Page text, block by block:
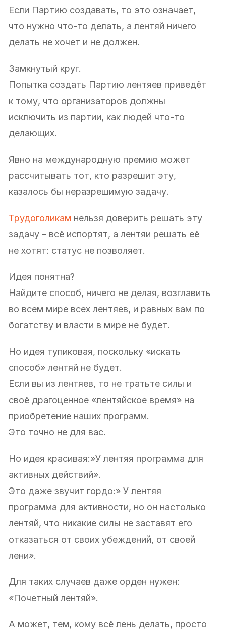
Если Партию создавать, то это означает,
что нужно что-то делать, а лентяй ничего
делать не хочет и не должен.
Замкнутый круг.
Попытка создать Партию лентяев приведёт
к тому, что организаторов должны
исключить из партии, как людей что-то
делающих.
Явно на международную премию может
рассчитывать тот, кто разрешит эту,
казалось бы неразрешимую задачу.
Трудоголикам нельзя доверить решать эту
задачу – всё испортят, а лентяи решать её
не хотят: статус не позволяет.
Идея понятна?
Найдите способ, ничего не делая, возглавить
во всем мире всех лентяев, и равных вам по
богатству и власти в мире не будет.
Но идея тупиковая, поскольку «искать
способ» лентяй не будет.
Если вы из лентяев, то не тратьте силы и
своё драгоценное «лентяйское время» на
приобретение наших программ.
Это точно не для вас.
Но идея красивая:»У лентяя программа для
активных действий».
Это даже звучит гордо:» У лентяя
программа для активности, но он настолько
лентяй, что никакие силы не заставят его
отказаться от своих убеждений, от своей
лени».
Для таких случаев даже орден нужен:
«Почетный лентяй».
А может, тем, кому всё лень делать, просто